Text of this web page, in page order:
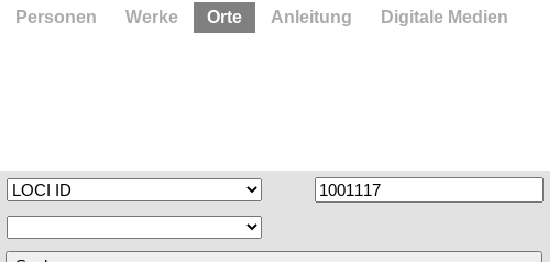
Personen Werke Orte Anleitung Digitale Medien